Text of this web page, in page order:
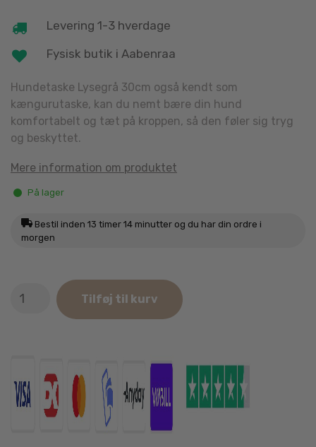
Levering 1-3 hverdage
Fysisk butik i Aabenraa
Hundetaske Lysegrå 30cm også kendt som
kængurutaske, kan du nemt bære din hund
komfortabelt og tæt på kroppen, så den føler sig tryg
og beskyttet.
Mere information om produktet
På lager
Bestil inden 13 timer 14 minutter og du har din ordre i
morgen
Hundetaske
Carrier
Tilføj til kurv